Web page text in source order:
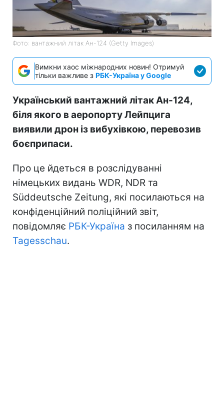
Фото: вантажний літак Ан-124 (Getty Images)
Вимкни хаос міжнародних новин! Отримуй
тільки важливе з РБК-Україна у Google
Український вантажний літак Ан-124,
біля якого в аеропорту Лейпцига
виявили дрон із вибухівкою, перевозив
боєприпаси.
Про це йдеться в розслідуванні
німецьких видань WDR, NDR та
Süddeutsche Zeitung, які посилаються на
конфіденційний поліційний звіт,
повідомляє РБК-Україна з посиланням на
Tagesschau.